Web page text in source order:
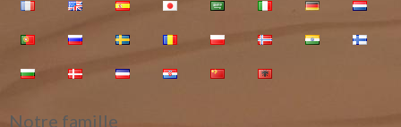
Notre famille